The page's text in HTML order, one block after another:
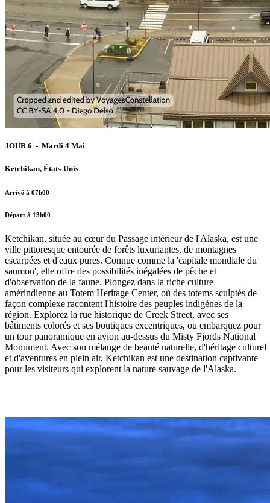
JOUR 6 - Mardi 4 Mai
Ketchikan, États-Unis
Arrivé à 07h00
Départ à 13h00
Ketchikan, située au cœur du Passage intérieur de l'Alaska, est une
ville pittoresque entourée de forêts luxuriantes, de montagnes
escarpées et d'eaux pures. Connue comme la 'capitale mondiale du
saumon', elle offre des possibilités inégalées de pêche et
d'observation de la faune. Plongez dans la riche culture
amérindienne au Totem Heritage Center, où des totems sculptés de
façon complexe racontent l'histoire des peuples indigènes de la
région. Explorez la rue historique de Creek Street, avec ses
bâtiments colorés et ses boutiques excentriques, ou embarquez pour
un tour panoramique en avion au-dessus du Misty Fjords National
Monument. Avec son mélange de beauté naturelle, d'héritage culturel
et d'aventures en plein air, Ketchikan est une destination captivante
pour les visiteurs qui explorent la nature sauvage de l'Alaska.